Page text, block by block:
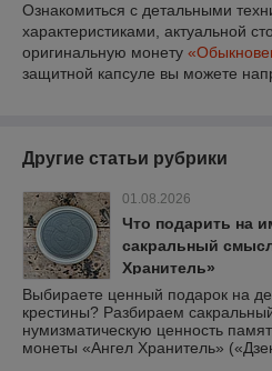
Ознакомиться с детальными
характеристиками, актуальной
оригинальную монету
защитной капсуле вы можете
Другие статьи рубрики
01.08.2026
Что подарить на
сакральный
Хранитель»
Выбираете ценный подарок на
крестины? Разбираем
нумизматическую ценность
монеты «Ангел Хранитель»